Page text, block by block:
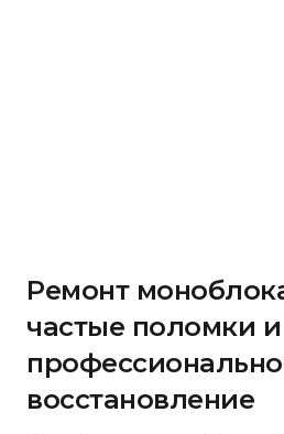
Ремонт
частые поломки и
восстановление